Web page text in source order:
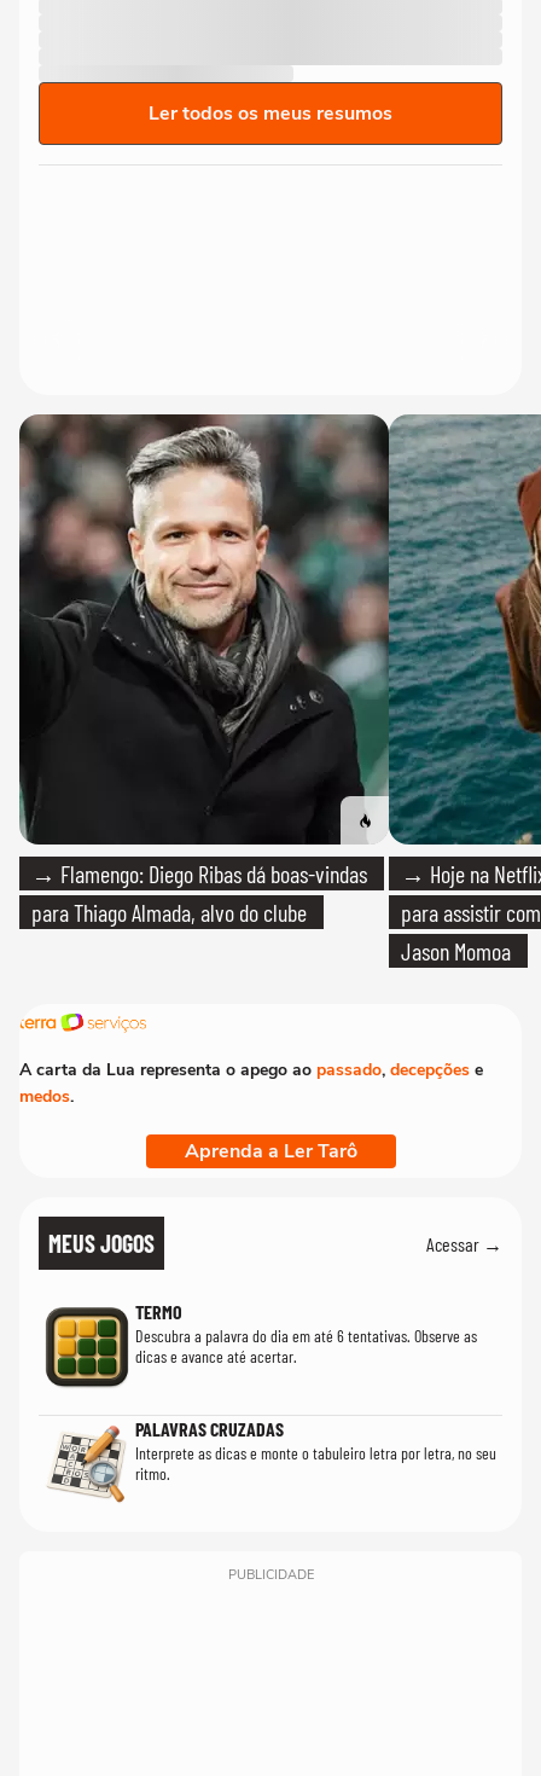
Ler todos os meus resumos
→ Flamengo: Diego Ribas dá boas-vindas
para Thiago Almada, alvo do clube
→ Hoje na
para assistir
Jason Momoa
A carta da Lua representa o apego ao passado, decepções e
medos.
Aprenda a Ler Tarô
MEUS JOGOS Acessar →
TERMO
Descubra a palavra do dia em até 6 tentativas. Observe as
dicas e avance até acertar.
PALAVRAS CRUZADAS
Interprete as dicas e monte o tabuleiro letra por letra, no seu
ritmo.
PUBLICIDADE